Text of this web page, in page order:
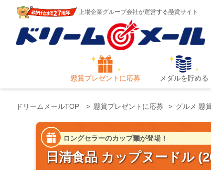
上場企業グループ会社が運営する懸賞サイト
懸賞プレゼントに応募 メダルを貯める
ドリームメールTOP 懸賞プレゼントに応募 グルメ 懸
ロングセラーのカップ麺が登場！
日清食品 カップヌードル